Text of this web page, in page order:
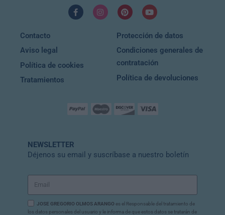
Contacto
Aviso legal
Política de cookies
Tratamientos
Protección de datos
Condiciones generales de
contratación
Política de devoluciones
NEWSLETTER
Déjenos su email y suscríbase a nuestro boletín
JOSE GREGORIO OLMOS ARANGO es el Responsable del tratamiento de
los datos personales del usuario y le informa de que estos datos se tratarán de